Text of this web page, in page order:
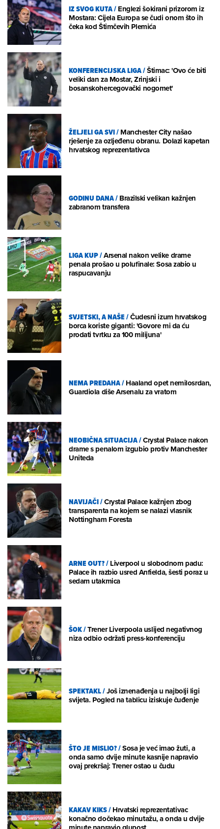
IZ SVOG KUTA/Englezi šokirani prizorom iz
Mostara: Cijela Europa se čudi onom što ih
čeka kod Štimčevih Plemića
KONFERENCIJSKA LIGA/Štimac: 'Ovo će biti
veliki dan za Mostar, Zrinjski i
bosanskohercegovački nogomet'
ŽELJELI GA SVI/Manchester City našao
rješenje za ozljeđenu obranu. Dolazi kapetan
hrvatskog reprezentativca
GODINU DANA/Brazilski velikan kažnjen
zabranom transfera
LIGA KUP/Arsenal nakon velike drame
penala prošao u polufinale: Sosa zabio u
raspucavanju
SVJETSKI, A NAŠE/Čudesni izum hrvatskog
borca koriste giganti: 'Govore mi da ću
prodati tvrtku za 100 milijuna'
NEMA PREDAHA/Haaland opet nemilosrdan,
Guardiola diše Arsenalu za vratom
NEOBIČNA SITUACIJA/Crystal Palace nakon
drame s penalom izgubio protiv Manchester
Uniteda
NAVIJAČI/Crystal Palace kažnjen zbog
transparenta na kojem se nalazi vlasnik
Nottingham Foresta
ARNE OUT?/Liverpool u slobodnom padu:
Palace ih razbio usred Anfielda, šesti poraz u
sedam utakmica
ŠOK/Trener Liverpoola uslijed negativnog
niza odbio održati press-konferenciju
SPEKTAKL/Još iznenađenja u najbolji ligi
svijeta. Pogled na tablicu iziskuje čuđenje
ŠTO JE MISLIO?/Sosa je već imao žuti, a
onda samo dvije minute kasnije napravio
ovaj prekršaj: Trener ostao u čudu
KAKAV KIKS/Hrvatski reprezentativac
konačno dočekao minutažu, a onda u dvije